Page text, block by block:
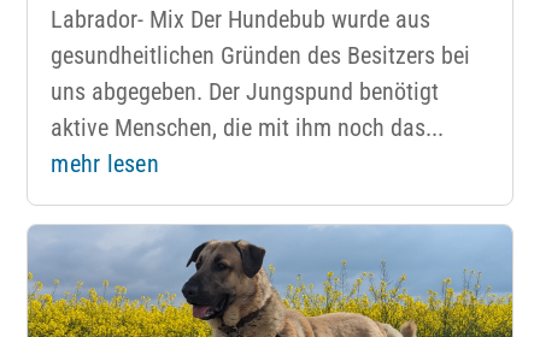
Labrador- Mix Der Hundebub wurde aus
gesundheitlichen Gründen des Besitzers bei
uns abgegeben. Der Jungspund benötigt
aktive Menschen, die mit ihm noch das...
mehr lesen